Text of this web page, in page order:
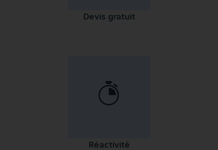
Devis gratuit
Réactivité